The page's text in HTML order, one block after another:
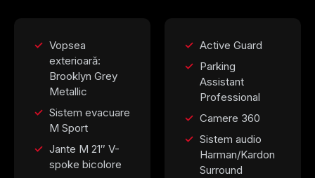
Vopsea
exterioară:
Brooklyn Grey
Metallic
Sistem evacuare
M Sport
Jante M 21″ V-
spoke bicolore
Active Guard
Parking
Assistant
Professional
Camere 360
Sistem audio
Harman/Kardon
Surround